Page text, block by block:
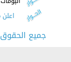
اعلن
جميع